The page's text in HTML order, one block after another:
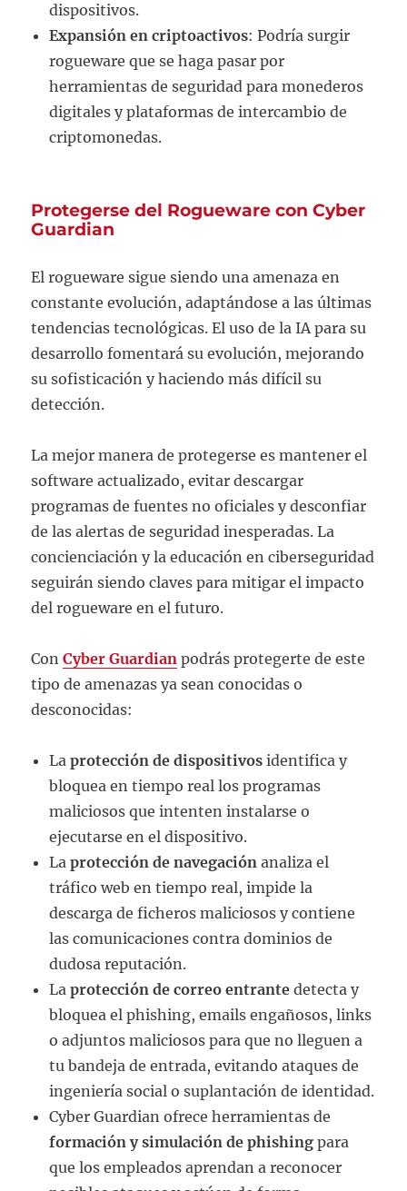
dispositivos.
Expansión en criptoactivos: Podría surgir
rogueware que se haga pasar por
herramientas de seguridad para monederos
digitales y plataformas de intercambio de
criptomonedas.
Protegerse del Rogueware con Cyber
Guardian
El rogueware sigue siendo una amenaza en
constante evolución, adaptándose a las últimas
tendencias tecnológicas. El uso de la IA para su
desarrollo fomentará su evolución, mejorando
su sofisticación y haciendo más difícil su
detección.
La mejor manera de protegerse es mantener el
software actualizado, evitar descargar
programas de fuentes no oficiales y desconfiar
de las alertas de seguridad inesperadas. La
concienciación y la educación en ciberseguridad
seguirán siendo claves para mitigar el impacto
del rogueware en el futuro.
ConCyber Guardian podrás protegerte de este
tipo de amenazas ya sean conocidas o
desconocidas:
Laprotección de dispositivos identifica y
bloquea en tiempo real los programas
maliciosos que intenten instalarse o
ejecutarse en el dispositivo.
Laprotección de navegación analiza el
tráfico web en tiempo real, impide la
descarga de ficheros maliciosos y contiene
las comunicaciones contra dominios de
dudosa reputación.
Laprotección de correo entrante detecta y
bloquea el phishing, emails engañosos, links
o adjuntos maliciosos para que no lleguen a
tu bandeja de entrada, evitando ataques de
ingeniería social o suplantación de identidad.
Cyber Guardian ofrece herramientas de
formación y simulación de phishing para
que los empleados aprendan a reconocer